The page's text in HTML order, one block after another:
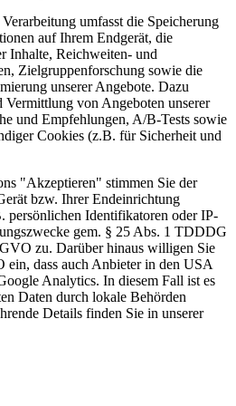
umfasst die Speicherung
auf Ihrem Endgerät, die
Inhalte, Reichweiten- und
Zielgruppenforschung sowie die
unserer Angebote. Dazu
Vermittlung von Angeboten unserer
und Empfehlungen, A/B-Tests sowie
Cookies (z.B. für Sicherheit und
"Akzeptieren" stimmen Sie der
bzw. Ihrer Endeinrichtung
persönlichen Identifikatoren oder IP-
gem. § 25 Abs. 1 TDDDG
zu. Darüber hinaus willigen Sie
dass auch Anbieter in den USA
Analytics. In diesem Fall ist es
Daten durch lokale Behörden
Details finden Sie in unserer